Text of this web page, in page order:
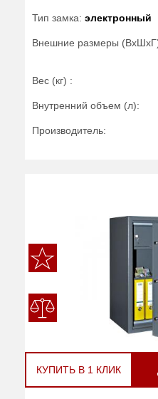
Тип замка: электронный
Внешние размеры
Вес (кг) :
Внутренний объем (л):
Производитель:
КУПИТЬ В 1 КЛИК